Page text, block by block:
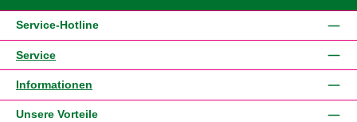
Service-Hotline
Service
Informationen
Unsere Vorteile